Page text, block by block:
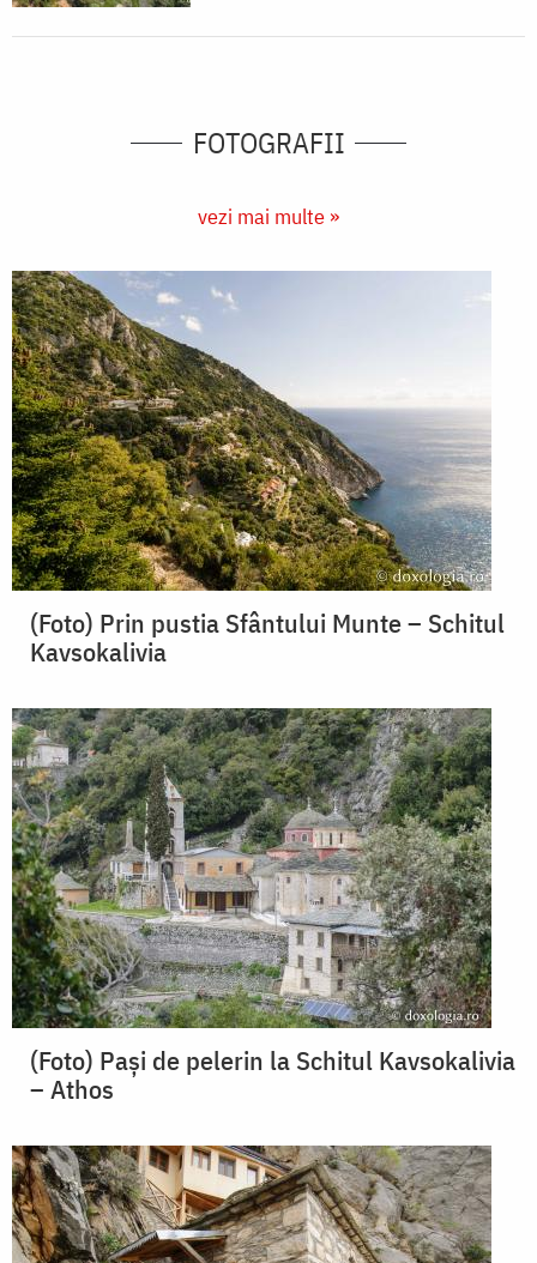
FOTOGRAFII
vezi mai multe »
(Foto) Prin pustia Sfântului Munte – Schitul
Kavsokalivia
(Foto) Pași de pelerin la Schitul Kavsokalivia
– Athos